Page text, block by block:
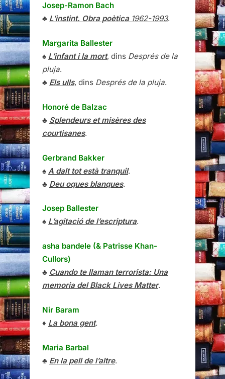
Josep-Ramon Bach
♣ L’instint. Obra poètica1962-1993.
Margarita Ballester
♠ L’infant i la mort, dins Després de la
pluja.
♣ Els ulls, dins Després de la pluja.
Honoré de Balzac
♣ Splendeurs et misères des
courtisanes.
Gerbrand Bakker
♠ A dalt tot està tranquil.
♣ Deu oques blanques.
Josep Ballester
♠ L’agitació de l’escriptura.
asha bandele (& Patrisse Khan-
Cullors)
♣ Cuando te llaman terrorista: Una
memoria del Black Lives Matter.
Nir Baram
♦ La bona gent.
Maria Barbal
♣ En la pell de l’altre.